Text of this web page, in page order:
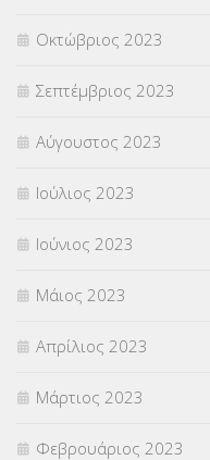
Οκτώβριος 2023
Σεπτέμβριος 2023
Αύγουστος 2023
Ιούλιος 2023
Ιούνιος 2023
Μάιος 2023
Απρίλιος 2023
Μάρτιος 2023
Φεβρουάριος 2023